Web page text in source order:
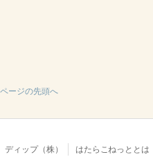
ページの先頭へ
ディップ（株） はたらこねっととは